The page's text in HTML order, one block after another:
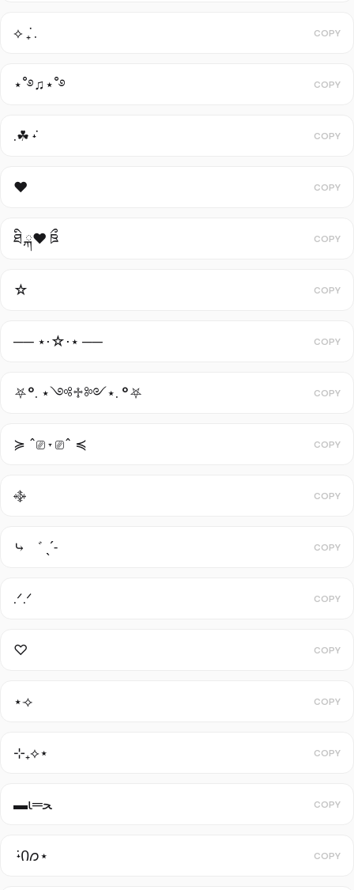
⟡ ݁₊ . COPY
⋆˚࿔♫⋆˚࿔ COPY
.☘︎ ݁˖ COPY
♥ COPY
ཐི ྐ❤︎ ཋྀ COPY
☆ COPY
── ⋆⋅☆⋅⋆ ── COPY
⛧°. ⋆༺♱༻⋆. °⛧ COPY
≽ ^⎚ ˕ ⎚^ ≼ COPY
࿇ COPY
⤷ ゛ ˎˊ˗ COPY
.ᐟ.ᐟ COPY
♡ COPY
⋆⟢ COPY
⊹₊⟡⋆ COPY
▬ι═ﺤ COPY
݁ ˖Ი𐑼⋆ COPY